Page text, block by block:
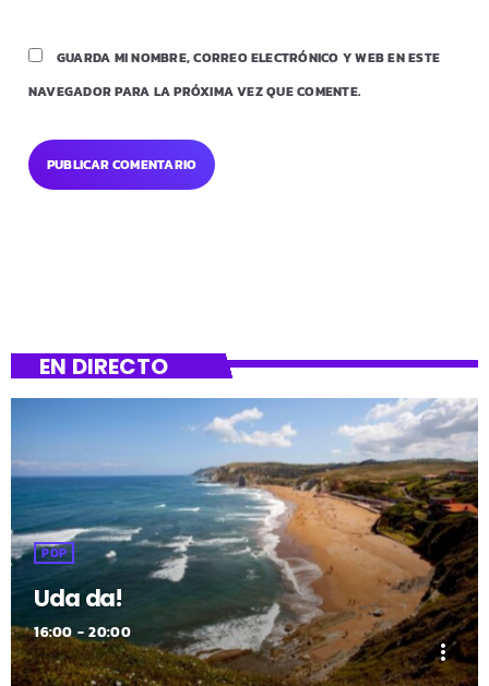
GUARDA MI NOMBRE, CORREO ELECTRÓNICO Y WEB EN ESTE
NAVEGADOR PARA LA PRÓXIMA VEZ QUE COMENTE.
EN DIRECTO
POP
Uda da!
16:00 - 20:00
more_vert